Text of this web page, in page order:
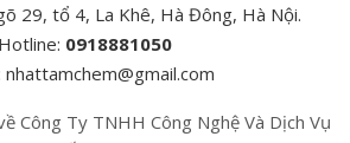
29, tổ 4, La Khê, Hà Đông, Hà Nội.
Hotline: 0918881050
nhattamchem@gmail.com
Công Ty TNHH Công Nghệ Và Dịch Vụ